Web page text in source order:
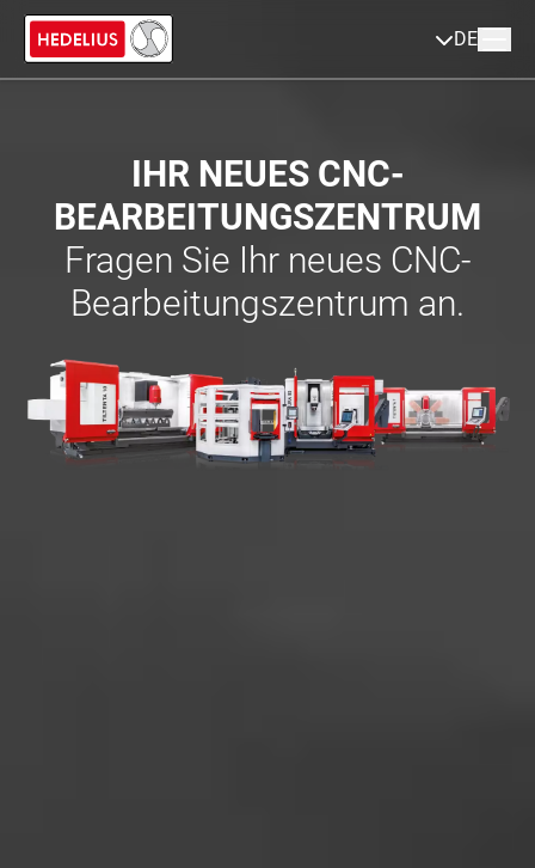
DE
IHR NEUES CNC-
BEARBEITUNGSZENTRUM
Fragen Sie Ihr neues CNC-
Bearbeitungszentrum an.